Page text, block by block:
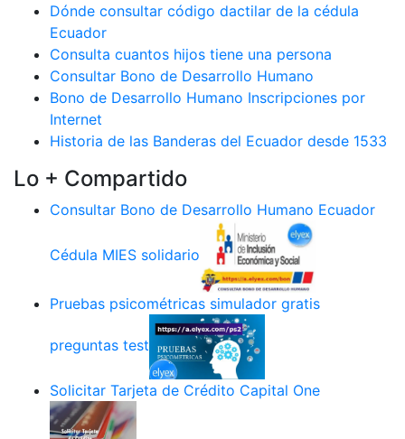
Dónde consultar código dactilar de la cédula
Ecuador
Consulta cuantos hijos tiene una persona
Consultar Bono de Desarrollo Humano
Bono de Desarrollo Humano Inscripciones por
Internet
Historia de las Banderas del Ecuador desde 1533
Lo + Compartido
Consultar Bono de Desarrollo Humano Ecuador
Cédula MIES solidario
Pruebas psicométricas simulador gratis
preguntas test
Solicitar Tarjeta de Crédito Capital One